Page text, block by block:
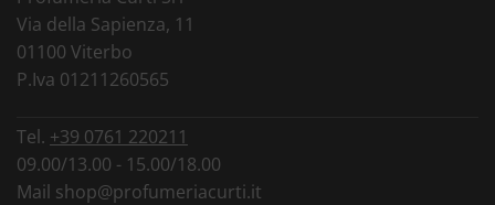
Via della Sapienza, 11
01100 Viterbo
P.Iva 01211260565
Tel. +39 0761 220211
09.00/13.00 - 15.00/18.00
Mail shop@profumeriacurti.it